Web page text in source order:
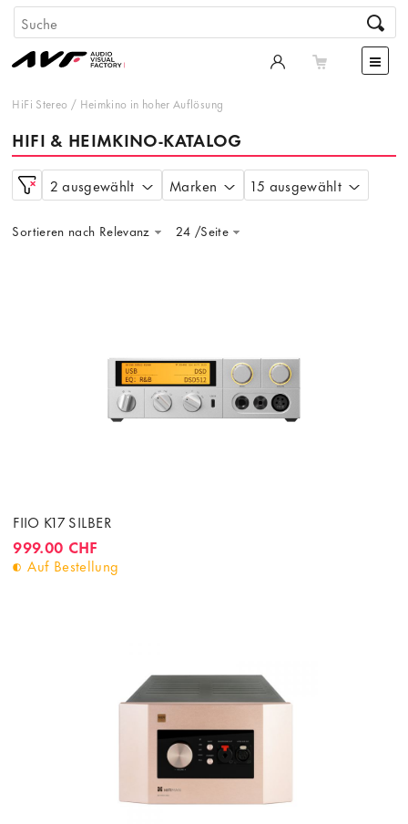
HiFi Stereo / Heimkino in hoher Auflösung
HIFI & HEIMKINO-KATALOG
2 ausgewählt Marken 15 ausgewählt
Sortieren nach Relevanz 24 /Seite
FIIO K17 SILBER
999.00 CHF
Auf Bestellung